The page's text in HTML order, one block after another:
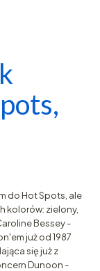
do Hot Spots, ale
kolorów: zielony,
Bessey -
już od 1987
się już z
Dunoon -